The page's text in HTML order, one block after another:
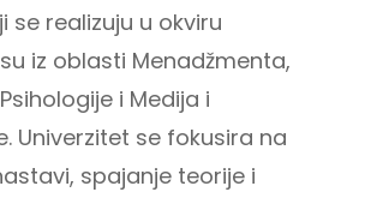
se realizuju u okviru
iz oblasti Menadžmenta,
i Medija i
Univerzitet se fokusira na
spajanje teorije i